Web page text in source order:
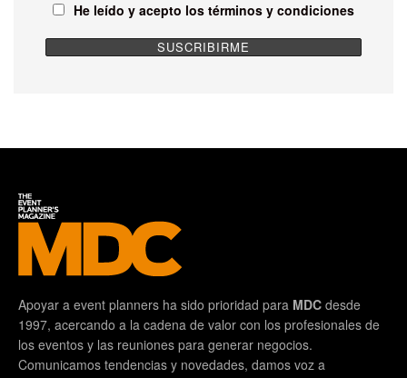
He leído y acepto los términos y condiciones
Apoyar a event planners ha sido prioridad para MDC desde
1997, acercando a la cadena de valor con los profesionales de
los eventos y las reuniones para generar negocios.
Comunicamos tendencias y novedades, damos voz a